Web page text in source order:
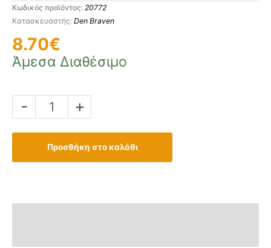
Κωδικός προϊόντος: 20772
Den Braven
8.70€
Άμεσα Διαθέσιμο
-
Πολυουρεθάνης
+
Προσθήκη στο καλάθι